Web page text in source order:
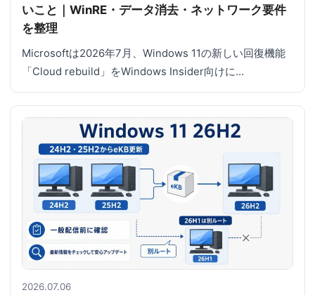
いこと｜WinRE・データ消去・ネットワーク要件
を整理
Microsoftは2026年7月、Windows 11の新しい回復機能
「Cloud rebuild」をWindows Insider向けに…
2026.07.06